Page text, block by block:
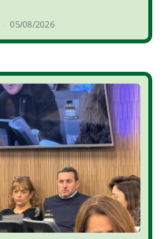
- 05/08/2026